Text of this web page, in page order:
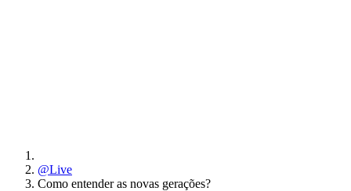
@Live
Como entender as novas gerações?